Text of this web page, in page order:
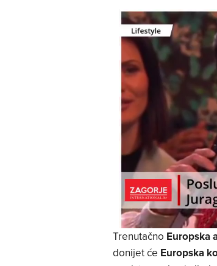
Trenutačno Europska
donijet će Europska